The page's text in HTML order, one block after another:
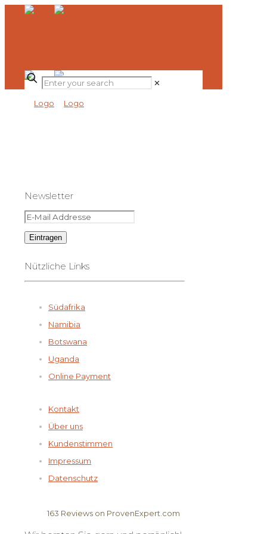
✕
Newsletter
Nützliche Links
Südafrika
Namibia
Botswana
Uganda
Online Payment
Kontakt
Über uns
Kundenstimmen
Impressum
Datenschutz
163 Reviews on ProvenExpert.com